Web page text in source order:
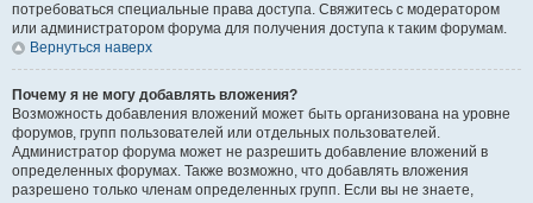
потребоваться специальные права доступа. Свяжитесь с модератором
или администратором форума для получения доступа к таким форумам.
Вернуться наверх
Почему я не могу добавлять вложения?
Возможность добавления вложений может быть организована на уровне
форумов, групп пользователей или отдельных пользователей.
Администратор форума может не разрешить добавление вложений в
определенных форумах. Также возможно, что добавлять вложения
разрешено только членам определенных групп. Если вы не знаете,